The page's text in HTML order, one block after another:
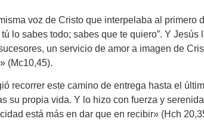
voz de Cristo que interpelaba al primero
lo sabes todo; sabes que te quiero”. Y
un servicio de amor a imagen de
(Mc10,45).
recorrer este camino de entrega hasta el
su propia vida. Y lo hizo con fuerza y
está más en dar que en recibir» (Hch